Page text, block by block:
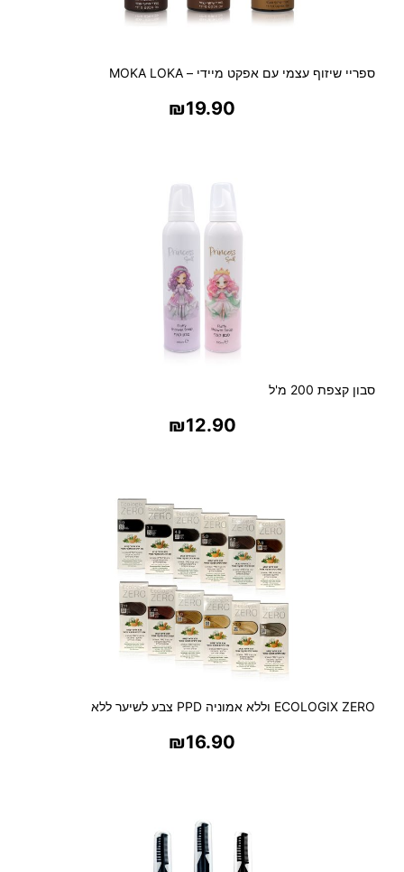
ו
נ
ספריי שיזוף עצמי עם אפקט מיידי – MOKA LOKA
₪19.90
סבון קצפת 200 מ'ל
₪12.90
ECOLOGIX ZERO וללא אמוניה PPD צבע לשיער ללא
₪16.90